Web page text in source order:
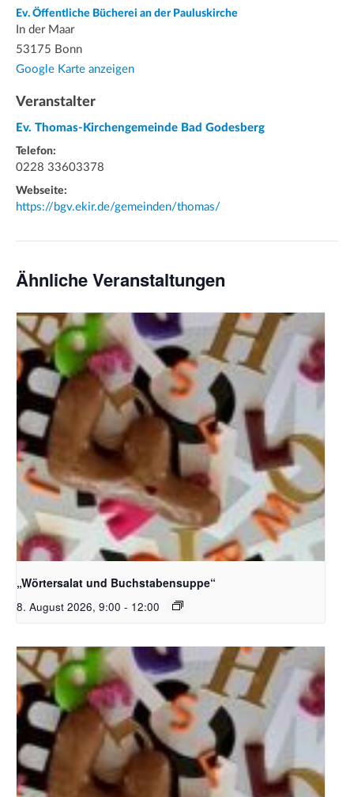
Ev. Öffentliche Bücherei an der Pauluskirche
In der Maar
53175 Bonn
Google Karte anzeigen
Veranstalter
Ev. Thomas-Kirchengemeinde Bad Godesberg
Telefon:
0228 33603378
Webseite:
https://bgv.ekir.de/gemeinden/thomas/
Ähnliche Veranstaltungen
Bildquelle_ Pixabay Free_Christoph Meinersmann
„Wörtersalat und Buchstabensuppe“
8. August 2026, 9:00 - 12:00